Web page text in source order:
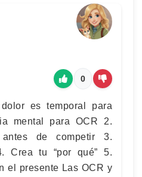
0
es temporal para
mental para OCR 2.
de competir 3.
Crea tu “por qué” 5.
el presente Las OCR y